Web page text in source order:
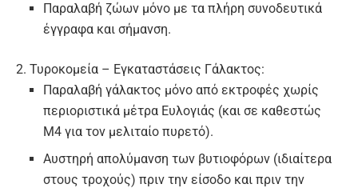
Παραλαβή ζώων μόνο με τα πλήρη συνοδευτικά
έγγραφα και σήμανση.
2. Τυροκομεία – Εγκαταστάσεις Γάλακτος:
Παραλαβή γάλακτος μόνο από εκτροφές χωρίς
περιοριστικά μέτρα Ευλογιάς (και σε καθεστώς
Μ4 για τον μελιταίο πυρετό).
Αυστηρή απολύμανση των βυτιοφόρων (ιδιαίτερα
στους τροχούς) πριν την είσοδο και πριν την